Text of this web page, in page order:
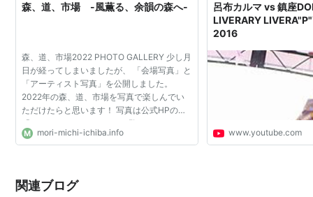
森、道、市場 -風薫る、余韻の森へ-
森、道、市場2022 PHOTO GALLERY 少し月
日が経ってしまいましたが、 「会場写真」と
「アーティスト写真」を公開しました。
2022年の森、道、市場を写真で楽しんでい
ただけたらと思います！ 写真は公式HPの
「PHOTO＆MOVIE」よりご覧いただけま
す。 会場PHOTO https://mori-michi-
mori-michi-ichiba.info
呂布カルマ vs 鎮座
LIVERARY
2016
www.youtube.com
関連ブログ